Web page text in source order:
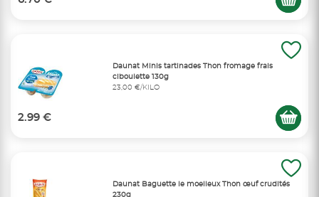
Daunat Minis tartinades Thon fromage frais
ciboulette 130g
23,00 €/KILO
2.99 €
Daunat Baguette le moelleux Thon œuf crudités
230g